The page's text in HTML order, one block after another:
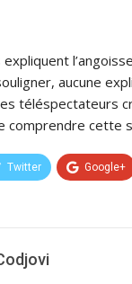
aucune
téléspectateurs
comprendre cette
Twitter Google+